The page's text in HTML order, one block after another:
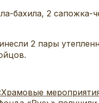
бахила, 2 сапожка-
2 пары